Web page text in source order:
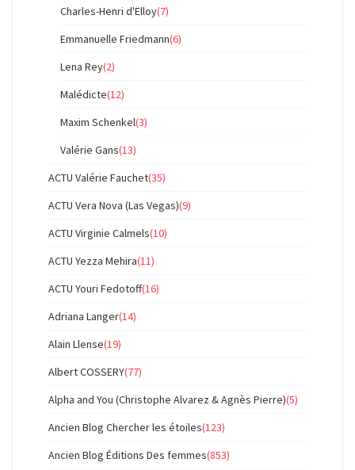
Charles-Henri d'Elloy(7)
Emmanuelle Friedmann(6)
Lena Rey(2)
Malédicte(12)
Maxim Schenkel(3)
Valérie Gans(13)
ACTU Valérie Fauchet(35)
ACTU Vera Nova (Las Vegas)(9)
ACTU Virginie Calmels(10)
ACTU Yezza Mehira(11)
ACTU Youri Fedotoff(16)
Adriana Langer(14)
Alain Llense(19)
Albert COSSERY(77)
Alpha and You (Christophe Alvarez & Agnès Pierre)(5)
Ancien Blog Chercher les étoiles(123)
Ancien Blog Éditions Des femmes(853)